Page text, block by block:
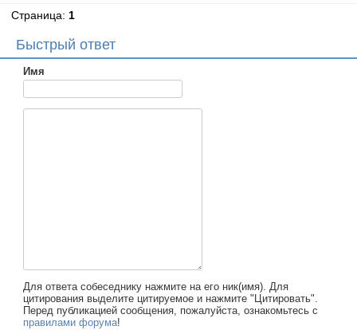
Страница: 1
Быстрый ответ
Имя
Для ответа собеседнику нажмите на его ник(имя). Для
цитирования выделите цитируемое и нажмите "Цитировать".
Перед публикацией сообщения, пожалуйста, ознакомьтесь с
правилами форума!